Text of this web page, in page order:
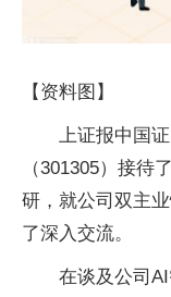
【资料图】
上证报中国
（301305）接待
研，就公司双主
了深入交流。
在谈及公司